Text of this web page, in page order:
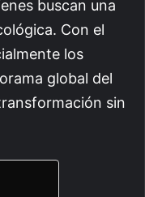
buscan una
Con el
los
global del
sin